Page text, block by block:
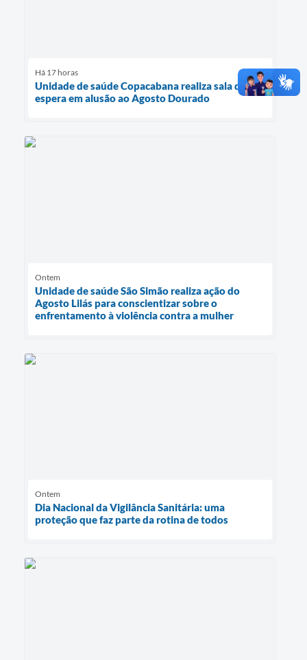
Há 17 horas
Unidade de saúde Copacabana realiza sala de
espera em alusão ao Agosto Dourado
Ontem
Unidade de saúde São Simão realiza ação do
Agosto Lilás para conscientizar sobre o
enfrentamento à violência contra a mulher
Ontem
Dia Nacional da Vigilância Sanitária: uma
proteção que faz parte da rotina de todos